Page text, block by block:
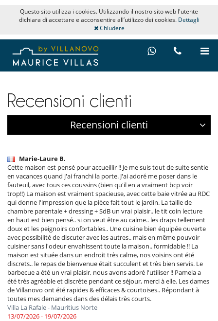
Questo sito utilizza i cookies. Utilizzando il nostro sito web l'utente
dichiara di accettare e acconsentire all’utilizzo dei cookies. Dettagli
Chiudere
Recensioni clienti
Recensioni clienti
Marie-Laure B.
Cette maison est pensé pour accueillir !! Je me suis tout de suite sentie
en vacances quand j'ai franchi la porte. J'ai adoré me poser dans le
fauteuil, avec tous ces coussins (bien qu'il en a vraiment bcp voir
trop!!) La maison est vraiment spacieuse, avec cette baie vitrée au RDC
qui donne l'impression que la pièce fait tout le jardin. La taille de
chambre parentale + dressing + SdB un vrai plaisir.. le tit coin lecture
en haut est bien pensé.. si on veut être au calme.. les draps tellement
doux et les peignoirs confortables.. Une cuisine bien équipée ouverte
avec possibilité de discuter avec les autres.. mais en même pouvoir
cuisiner sans l'odeur envahissent toute la maison.. formidable !! La
maison est située dans un endroit très calme, nos voisins ont été
discrets.. le repas de bienvenue était succulent et très bien servis. Le
barbecue a été un vrai plaisir, nous avons adoré l'utiliser !! Pamela a
été très agréable et discrète pendant ce séjour, merci à elle. Les dames
de Villanovo ont été rapides & efficaces & courtoises.. Répondant à
toutes mes demandes dans des délais très courts.
Villa La Rafale - Mauritius Norte
13/07/2026 - 19/07/2026